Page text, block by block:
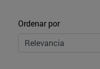
Ordenar
Ordenar por